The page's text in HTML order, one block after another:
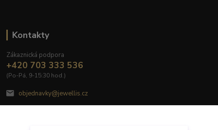
Kontakty
Zákaznická podpora
+420 703 333 536
(Po-Pá, 9-15:30 hod.)
objednavky@jewellis.cz